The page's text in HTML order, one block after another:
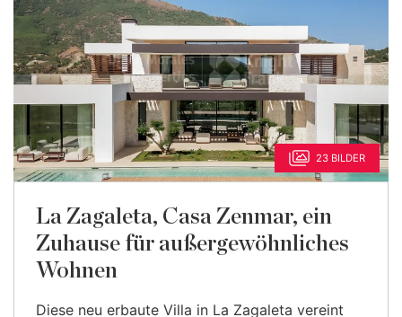
23 BILDER
La Zagaleta, Casa Zenmar, ein
Zuhause für außergewöhnliches
Wohnen
Diese neu erbaute Villa in La Zagaleta vereint